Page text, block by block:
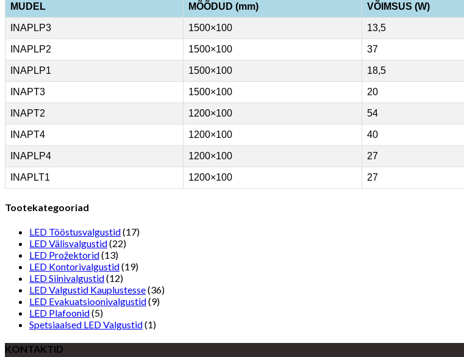
MUDEL MÕÕDUD (mm) VÕIMSUS (W)
INAPLP3 1500×100 13,5
INAPLP2 1500×100 37
INAPLP1 1500×100 18,5
INAPT3 1500×100 20
INAPT2 1200×100 54
INAPT4 1200×100 40
INAPLP4 1200×100 27
INAPLT1 1200×100 27
Tootekategooriad
LED Tööstusvalgustid(17)
LED Välisvalgustid(22)
LED Prožektorid(13)
LED Kontorivalgustid(19)
LED Siinivalgustid(12)
LED Valgustid Kauplustesse(36)
LED Evakuatsioonivalgustid(9)
LED Plafoonid(5)
Spetsiaalsed LED Valgustid(1)
KONTAKTID